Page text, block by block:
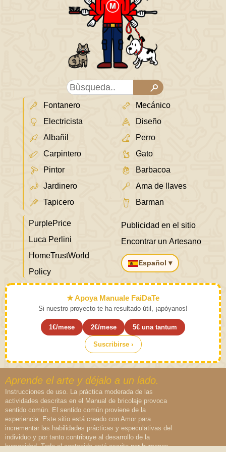
Fontanero
Electricista
Albañil
Carpintero
Pintor
Jardinero
Tapicero
Mecánico
Diseño
Perro
Gato
Barbacoa
Ama de llaves
Barman
PurplePrice
Luca Perlini
HomeTrustWorld
Policy
Publicidad en el sitio
Encontrar un Artesano
Español ▾
★ Apoya Manuale FaiDaTe
Si nuestro proyecto te ha resultado útil, ¡apóyanos!
1€/mese 2€/mese 5€ una tantum
Suscribirse ›
Aprende el arte y déjalo a un lado.
Instrucciones de uso. La práctica moderada de las
actividades descritas en el Manual de bricolaje provoca
sentido común. El sentido común proviene de la
experiencia. Este sitio está creado con Amor para
incrementar las habilidades prácticas y especulativas del
individuo y por tanto contribuye al desarrollo de la
humanidad. Todo el contenido está escrito por humanos,